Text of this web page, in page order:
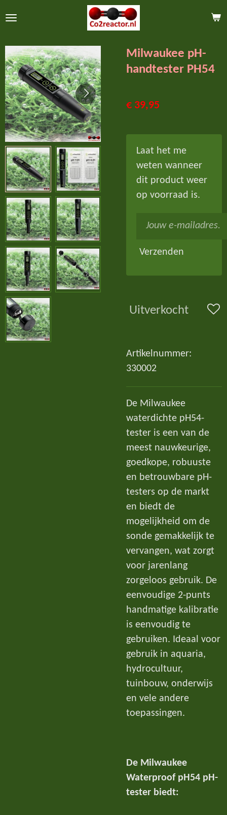
Ga
de
hoofdinhoud
Milwaukee pH-
handtester PH54
€ 39,95
Laat het me
weten wanneer
dit product weer
op voorraad is.
Verzenden
Uitverkocht
Artikelnummer:
330002
De Milwaukee
waterdichte pH54-
tester is een van de
meest nauwkeurige,
goedkope, robuuste
en betrouwbare pH-
testers op de markt
en biedt de
mogelijkheid om de
sonde gemakkelijk te
vervangen, wat zorgt
voor jarenlang
zorgeloos gebruik. De
eenvoudige 2-punts
handmatige kalibratie
is eenvoudig te
gebruiken. Ideaal voor
gebruik in aquaria,
hydrocultuur,
tuinbouw, onderwijs
en vele andere
toepassingen.
De Milwaukee
Waterproof pH54 pH-
tester biedt: